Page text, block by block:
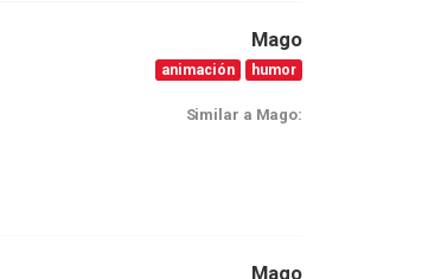
Mago
animación humor
Similar a Mago:
Mago